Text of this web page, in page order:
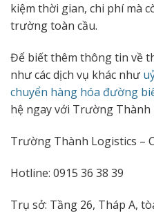
kiệm thời gian, chi phí mà
trường toàn cầu.
Để biết thêm thông tin về
như các dịch vụ khác như
chuyển hàng hóa đường
hệ ngay với Trường Thành
Trường Thành Logistics –
Hotline: 0915 36 38 39
Trụ sở: Tầng 26, Tháp A,